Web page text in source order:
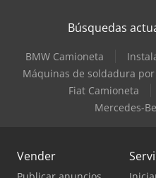
Búsquedas
BMW Camioneta
Máquinas de soldadura
Fiat Camioneta
Mercedes-
Vender